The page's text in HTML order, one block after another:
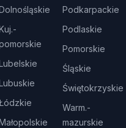
Podkarpackie
Podlaskie
Pomorskie
Śląskie
Świętokrzyskie
Warm.-
mazurskie